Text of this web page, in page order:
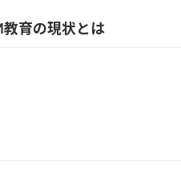
育の現状とは